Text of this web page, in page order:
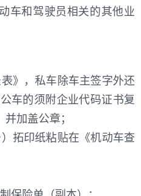
车和驾驶员相关的其他业
》，私车除车主签字外还
车的须附企业代码证书复
加盖公章；
拓印纸粘贴在《机动车查